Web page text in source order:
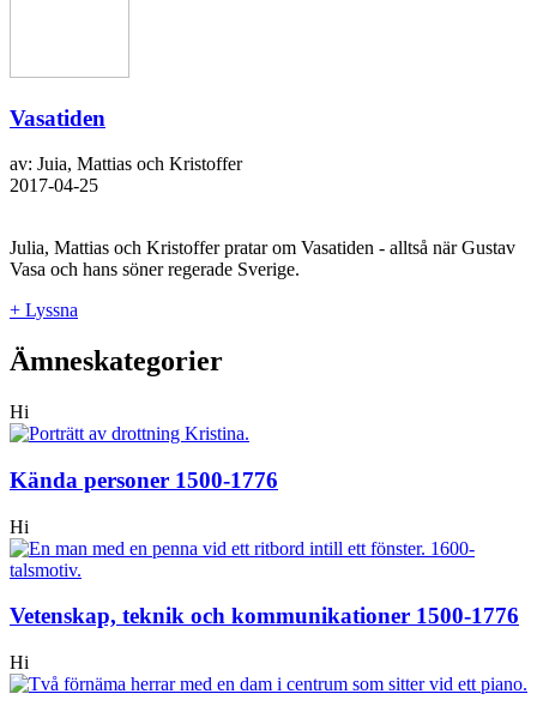
Vasatiden
av: Juia, Mattias och Kristoffer
2017-04-25
Julia, Mattias och Kristoffer pratar om Vasatiden - alltså när Gustav
Vasa och hans söner regerade Sverige.
+ Lyssna
Ämneskategorier
Hi
Kända personer 1500-1776
Hi
Vetenskap, teknik och kommunikationer 1500-1776
Hi